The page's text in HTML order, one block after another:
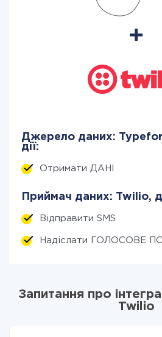
Джерело даних:
дії:
Отримати ДАНІ
Приймач даних: Twilio,
Відправити SMS
Надіслати ГОЛОСОВЕ
Запитання про
Twilio